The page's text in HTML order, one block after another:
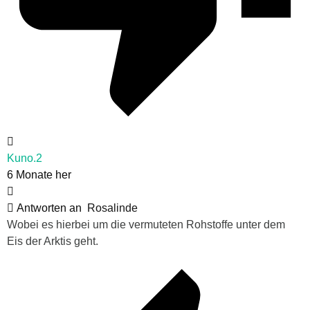
Kuno.2
6 Monate her
Antworten an
Rosalinde
Wobei es hierbei um die vermuteten Rohstoffe unter dem
Eis der Arktis geht.